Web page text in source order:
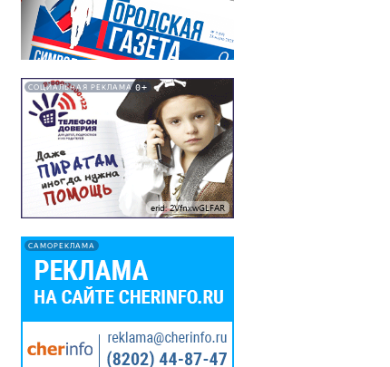
СОЦИАЛЬНАЯ РЕКЛАМА 0+
erid: 2VfnxwGLFAR
САМОРЕКЛАМА